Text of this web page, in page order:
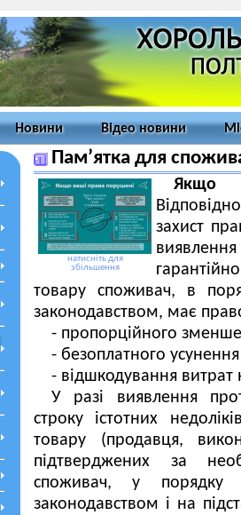
Новини Відео новини
Пам’ятка для
натисніть для
збільшення
Якщо
захист
товару споживач, в
законодавством, має
- пропорційного
- безоплатного
- відшкодування витрат
У разі виявлення
строку істотних
товару (продавця,
підтверджених за
споживач, у
законодавством і на